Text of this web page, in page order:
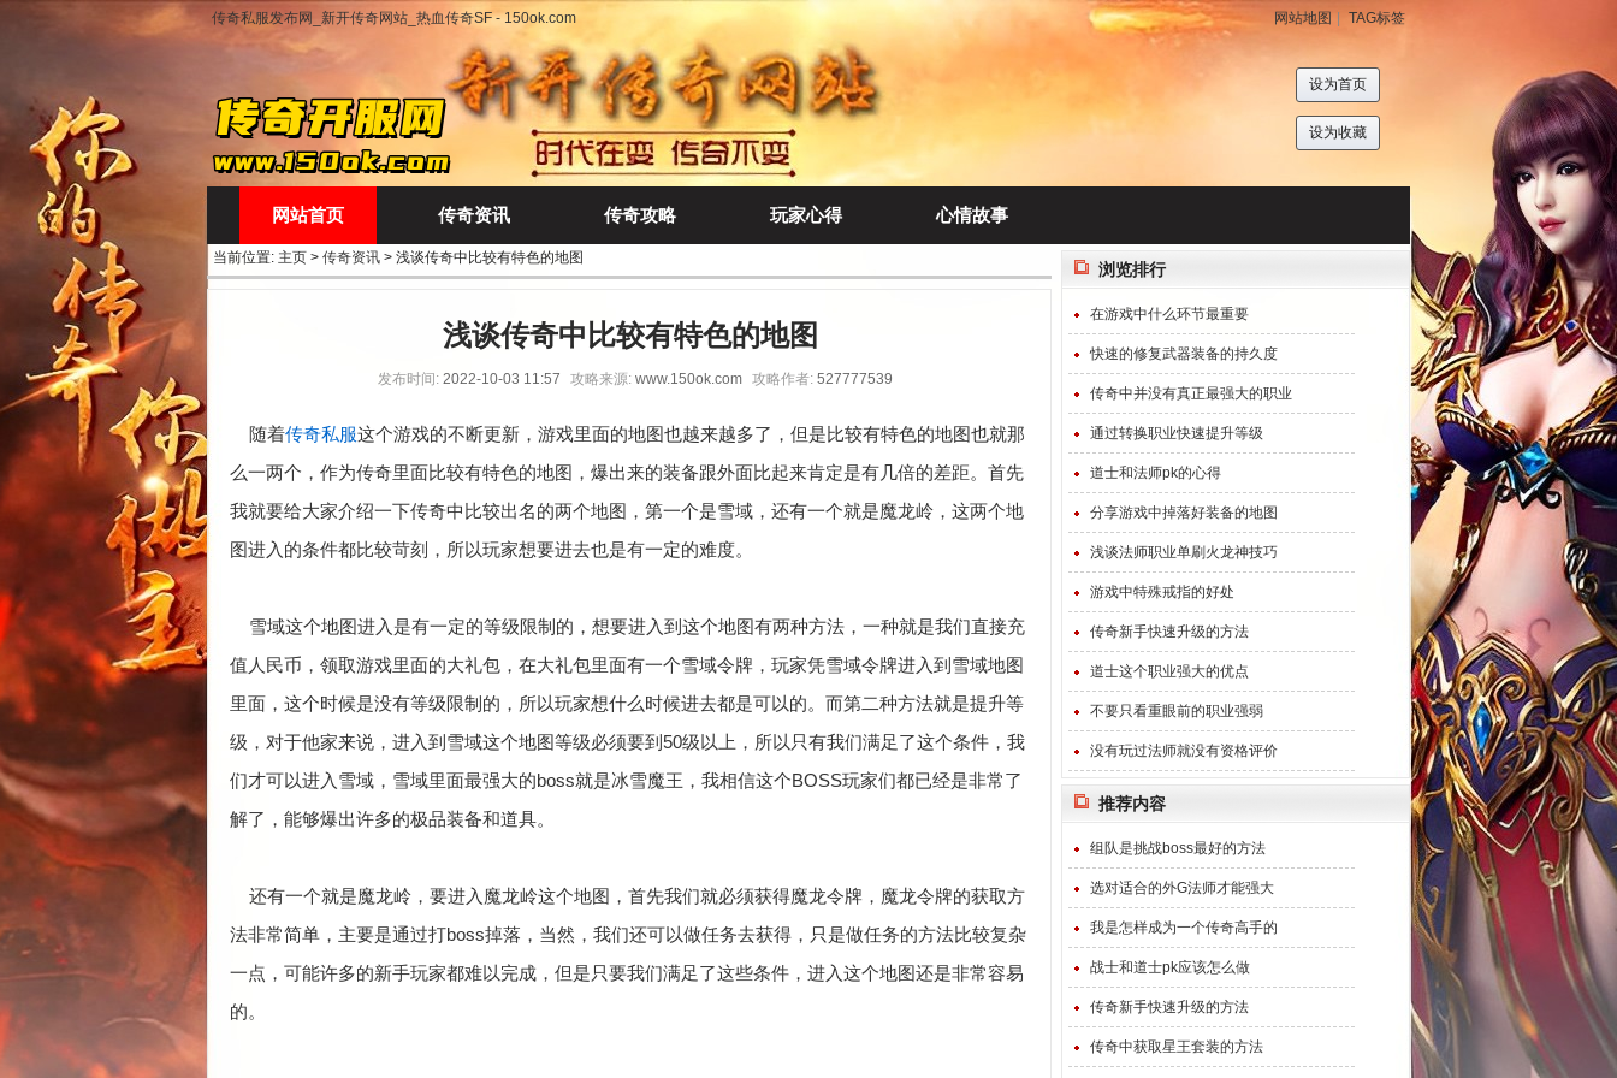
传奇私服发布网_新开传奇网站_热血传奇SF - 150ok.com 网站地图 TAG标签
设为首页
设为收藏
网站首页 传奇资讯 传奇攻略 玩家心得 心情故事
当前位置: 主页 > 传奇资讯 > 浅谈传奇中比较有特色的地图
浅谈传奇中比较有特色的地图
发布时间: 2022-10-03 11:57 攻略来源: www.150ok.com 攻略作者: 527777539
随着传奇私服这个游戏的不断更新，游戏里面的地图也越来越多了，但是比较有特色的地图也就那
么一两个，作为传奇里面比较有特色的地图，爆出来的装备跟外面比起来肯定是有几倍的差距。首先
我就要给大家介绍一下传奇中比较出名的两个地图，第一个是雪域，还有一个就是魔龙岭，这两个地
图进入的条件都比较苛刻，所以玩家想要进去也是有一定的难度。
雪域这个地图进入是有一定的等级限制的，想要进入到这个地图有两种方法，一种就是我们直接充
值人民币，领取游戏里面的大礼包，在大礼包里面有一个雪域令牌，玩家凭雪域令牌进入到雪域地图
里面，这个时候是没有等级限制的，所以玩家想什么时候进去都是可以的。而第二种方法就是提升等
级，对于他家来说，进入到雪域这个地图等级必须要到50级以上，所以只有我们满足了这个条件，我
们才可以进入雪域，雪域里面最强大的boss就是冰雪魔王，我相信这个BOSS玩家们都已经是非常了
解了，能够爆出许多的极品装备和道具。
还有一个就是魔龙岭，要进入魔龙岭这个地图，首先我们就必须获得魔龙令牌，魔龙令牌的获取方
法非常简单，主要是通过打boss掉落，当然，我们还可以做任务去获得，只是做任务的方法比较复杂
一点，可能许多的新手玩家都难以完成，但是只要我们满足了这些条件，进入这个地图还是非常容易
的。
浏览排行
在游戏中什么环节最重要
快速的修复武器装备的持久度
传奇中并没有真正最强大的职业
通过转换职业快速提升等级
道士和法师pk的心得
分享游戏中掉落好装备的地图
浅谈法师职业单刷火龙神技巧
游戏中特殊戒指的好处
传奇新手快速升级的方法
道士这个职业强大的优点
不要只看重眼前的职业强弱
没有玩过法师就没有资格评价
推荐内容
组队是挑战boss最好的方法
选对适合的外G法师才能强大
我是怎样成为一个传奇高手的
战士和道士pk应该怎么做
传奇新手快速升级的方法
传奇中获取星王套装的方法